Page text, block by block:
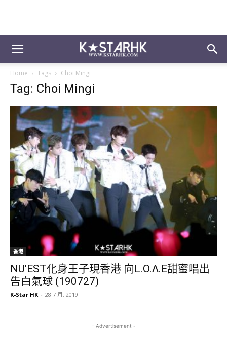
Home Tags Choi Mingi
Tag: Choi Mingi
香港
NU’EST化身王子現香港 向L.O.Λ.E甜蜜唱出
告白氣球 (190727)
K-Star HK - 28 7 月, 2019
- Advertisement -